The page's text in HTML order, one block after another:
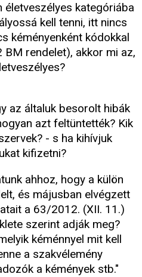
életveszélyes kategóriába
kell tenni, itt nincs
kéményenként kódokkal
rendelet), akkor mi az,
az általuk besorolt hibák
azt feltüntették? Kik
- s ha kihívjuk
kifizetni?
ahhoz, hogy a külön
és májusban elvégzett
a 63/2012. (XII. 11.)
szerint adják meg?
kéménnyel mit kell
a szakvélemény
a kémények stb."